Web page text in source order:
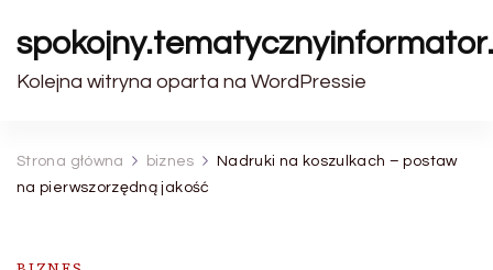
Kolejna witryna oparta na WordPressie
Strona główna biznes
Nadruki na koszulkach – postaw
na pierwszorzędną jakość